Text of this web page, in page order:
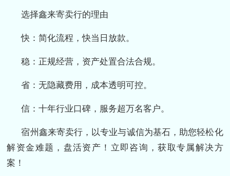
选择鑫来寄卖行的理由
快：简化流程，快当日放款。
稳：正规经营，资产处置合法合规。
省：无隐藏费用，成本透明可控。
信：十年行业口碑，服务超万名客户。
宿州鑫来寄卖行，以专业与诚信为基石，助您轻松化
解资金难题，盘活资产！立即咨询，获取专属解决方
案！